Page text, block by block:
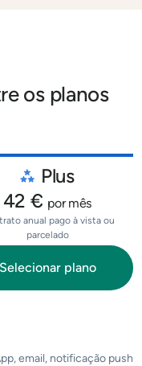
os planos
Plus
42 € por mês
anual pago à vista ou
parcelado
Selecionar plano
email, notificação push